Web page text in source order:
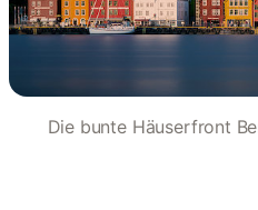
Die bunte Häuserfront